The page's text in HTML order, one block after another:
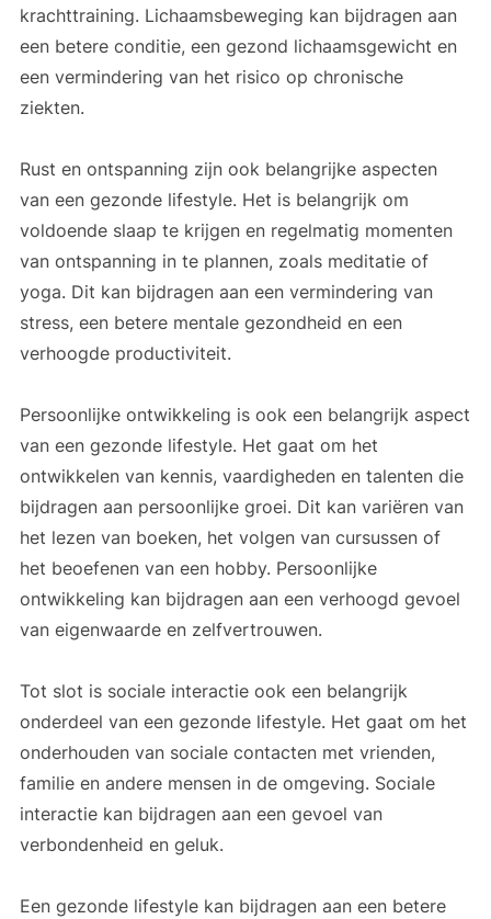
krachttraining. Lichaamsbeweging kan bijdragen aan
een betere conditie, een gezond lichaamsgewicht en
een vermindering van het risico op chronische
ziekten.
Rust en ontspanning zijn ook belangrijke aspecten
van een gezonde lifestyle. Het is belangrijk om
voldoende slaap te krijgen en regelmatig momenten
van ontspanning in te plannen, zoals meditatie of
yoga. Dit kan bijdragen aan een vermindering van
stress, een betere mentale gezondheid en een
verhoogde productiviteit.
Persoonlijke ontwikkeling is ook een belangrijk aspect
van een gezonde lifestyle. Het gaat om het
ontwikkelen van kennis, vaardigheden en talenten die
bijdragen aan persoonlijke groei. Dit kan variëren van
het lezen van boeken, het volgen van cursussen of
het beoefenen van een hobby. Persoonlijke
ontwikkeling kan bijdragen aan een verhoogd gevoel
van eigenwaarde en zelfvertrouwen.
Tot slot is sociale interactie ook een belangrijk
onderdeel van een gezonde lifestyle. Het gaat om het
onderhouden van sociale contacten met vrienden,
familie en andere mensen in de omgeving. Sociale
interactie kan bijdragen aan een gevoel van
verbondenheid en geluk.
Een gezonde lifestyle kan bijdragen aan een betere